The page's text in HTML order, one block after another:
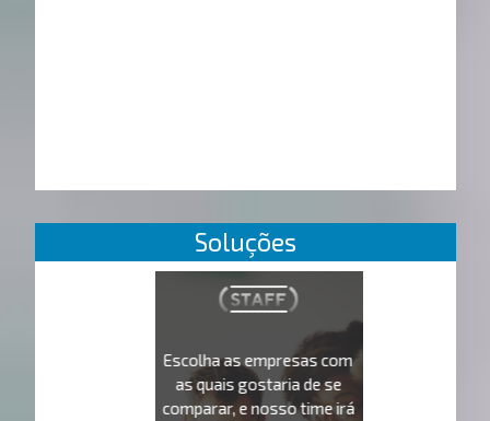
Soluções
Escolha as empresas com
as quais gostaria de se
comparar, e nosso time irá